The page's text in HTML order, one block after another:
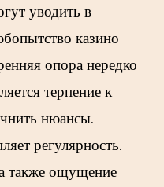
уводить в
казино
опора нередко
терпение к
нюансы.
регулярность.
также ощущение